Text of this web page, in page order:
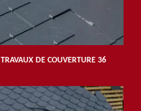
TRAVAUX DE COUVERTURE 36